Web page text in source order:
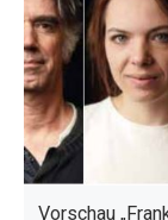
Vorschau